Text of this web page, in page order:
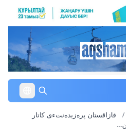
/
قازاقستان پرەزيدەنتءى كاتار